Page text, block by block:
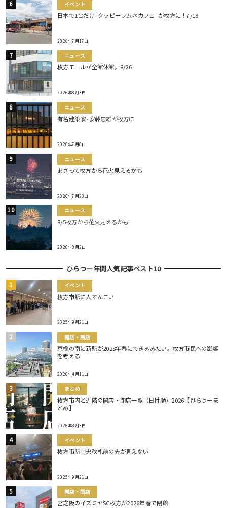
イベント
日本で1台だけ｢クッピーラムネカフェ｣が枚方に！7/18
2026年7月17日
ニュース
枚方モールが全館休館。8/26
2026年8月3日
ニュース
有名建築家･安藤忠雄が枚方に
2026年7月8日
ニュース
あさって枚方から花火見えるかも
2026年7月20日
ニュース
8/5枚方から花火見えるかも
2026年8月2日
ひらつー年間人気記事ベスト10
イベント
枚方市駅に人すんごい
2025年9月21日
開店・閉店
京橋の南に新駅が2028年春にできるみたい。枚方市民への影響
を考える
2026年4月11日
まとめ
枚方市内と近隣の開店・閉店一覧（日付順）2026【ひらつーま
とめ】
2026年8月3日
イベント
枚方市駅中央改札前の先が見えない
2025年9月21日
開店・閉店
宮之阪のイズミヤSC枚方が2026年春で閉館